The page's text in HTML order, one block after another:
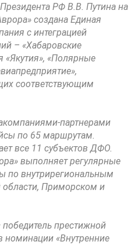
РФ В.В. Путина на
создана Единая
с интеграцией
– «Хабаровские
«Якутия», «Полярные
соответствующим
партнерами
по 65 маршрутам.
все 11 субъектов ДФО.
выполняет регулярные
по внутрирегиональным
Приморском и
престижной
«Внутренние